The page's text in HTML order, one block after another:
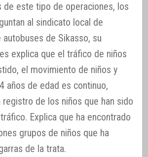
de este tipo de operaciones, los
al sindicato local de
de Sikasso, su
explica que el tráfico de niños
el movimiento de niños y
años de edad es continuo,
registro de los niños que han sido
Explica que ha encontrado
grupos de niños que ha
de la trata.